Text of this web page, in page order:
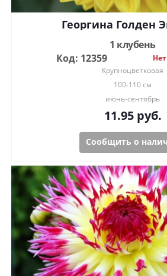
Георгина Голден
1 клубень
Код: 12359
Крупноцветковая
100-110 см
июнь-сентябрь
11.95руб.
Сообщить о